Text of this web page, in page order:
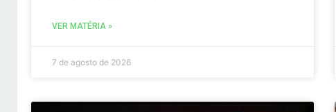
VER MATÉRIA »
7 de agosto de 2026